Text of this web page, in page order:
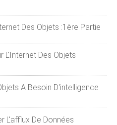
Des Objets :1ère Partie
L'Internet Des Objets
A Besoin D'intelligence
L'afflux De Données